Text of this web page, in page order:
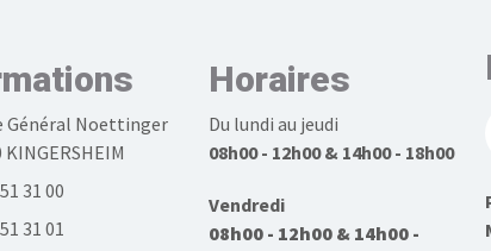
Général Noettinger
KINGERSHEIM
31 00
31 01
Horaires
Du lundi au jeudi
08h00 - 12h00 & 14h00 - 18h00
Vendredi
08h00 - 12h00 & 14h00 -